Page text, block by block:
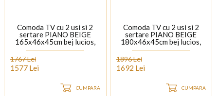
Comoda TV cu 2 usi si 2
sertare PIANO BEIGE
165x46x45cm bej lucios,
manere si picioare crom
1767 Lei
1577 Lei
CUMPARA
Comoda TV cu 2 usi si 2
sertare PIANO BEIGE
180x46x45cm bej lucios,
manere si picioare crom
1896 Lei
1692 Lei
CUMPARA